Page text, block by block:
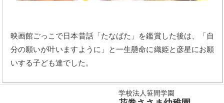
映画館ごっこで日本昔話「たなばた」を鑑賞した後は、「自
分の願いが叶いますように」と一生懸命に織姫と彦星にお願
いする子ども達でした。
学校法人笹間学園